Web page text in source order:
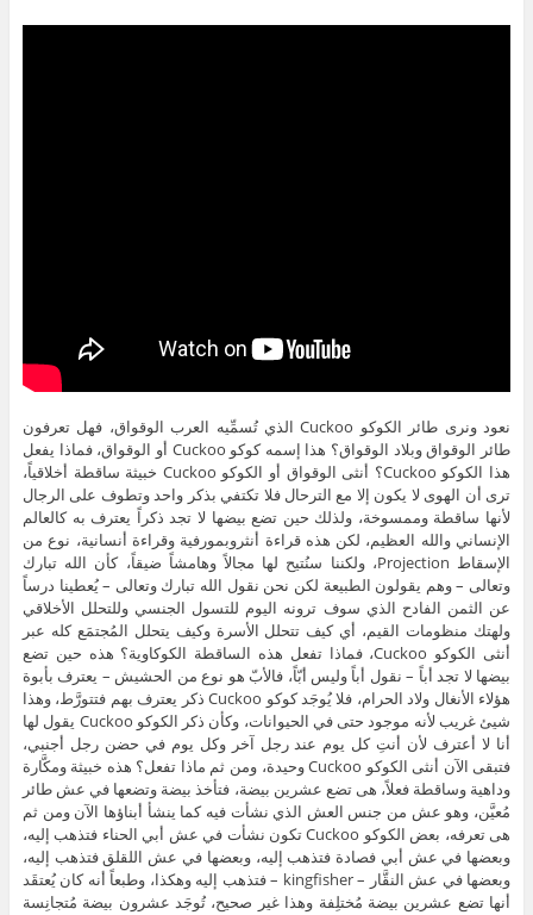
نعود ونرى طائر الكوكو Cuckoo الذي تُسمِّيه العرب الوقواق، فهل تعرفون
طائر الوقواق وبلاد الوقواق؟ هذا إسمه كوكو Cuckoo أو الوقواق، فماذا يفعل
هذا الكوكو Cuckoo؟ أنثى الوقواق أو الكوكو Cuckoo خبيثة ساقطة أخلاقياً،
ترى أن الهوى لا يكون إلا مع الترحال فلا تكتفي بذكر واحد وتطوف على الرجال
لأنها ساقطة وممسوخة، ولذلك حين تضع بيضها لا تجد ذكراً يعترف به كالعالم
الإنساني والله العظيم، لكن هذه قراءة أنثروبمورفية وقراءة أنسانية، نوع من
الإسقاط Projection، ولكننا سنُتيح لها مجالاً وهامشاً ضيقاً، كأن الله تبارك
وتعالى – وهم يقولون الطبيعة لكن نحن نقول الله تبارك وتعالى – يُعطينا درساً
عن الثمن الفادح الذي سوف ترونه اليوم للتسول الجنسي وللتحلل الأخلاقي
ولهتك منظومات القيم، أي كيف تتحلل الأسرة وكيف يتحلل المُجتمَع كله عبر
أنثى الكوكو Cuckoo، فماذا تفعل هذه الساقطة الكوكاوية؟ هذه حين تضع
بيضها لا تجد أباً – نقول أباً وليس أبّاً، فالأبّ هو نوع من الحشيش – يعترف بأبوة
هؤلاء الأنغال ولاد الحرام، فلا يُوجَد كوكو Cuckoo ذكر يعترف بهم فتتورَّط، وهذا
شيئ غريب لأنه موجود حتى في الحيوانات، وكأن ذكر الكوكو Cuckoo يقول لها
أنا لا أعترف لأن أنتِ كل يوم عند رجل آخر وكل يوم في حضن رجل أجنبي،
فتبقى الآن أنثى الكوكو Cuckoo وحيدة، ومن ثم ماذا تفعل؟ هذه خبيثة ومكَّارة
وداهية وساقطة فعلاً، هى تضع عشرين بيضة، فتأخذ بيضة وتضعها في عش طائر
مُعيَّن، وهو عش من جنس العش الذي نشأت فيه كما ينشأ أبناؤها الآن ومن ثم
هى تعرفه، بعض الكوكو Cuckoo تكون نشأت في عش أبي الحناء فتذهب إليه،
وبعضها في عش أبي فصادة فتذهب إليه، وبعضها في عش اللقلق فتذهب إليه،
وبعضها في عش النقَّار – kingfisher – فتذهب إليه وهكذا، وطبعاً أنه كان يُعتقَد
أنها تضع عشرين بيضة مُختلِفة وهذا غير صحيح، تُوجَد عشرون بيضة مُتجانِسة